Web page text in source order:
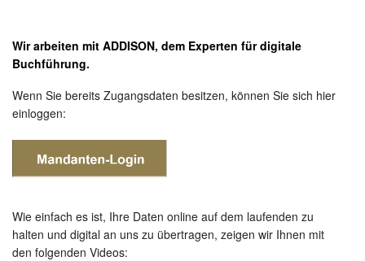
Wir arbeiten mit ADDISON, dem Experten für digitale
Buchführung.
Wenn Sie bereits Zugangsdaten besitzen, können Sie sich hier
einloggen:
Wie einfach es ist, Ihre Daten online auf dem laufenden zu
halten und digital an uns zu übertragen, zeigen wir Ihnen mit
den folgenden Videos: